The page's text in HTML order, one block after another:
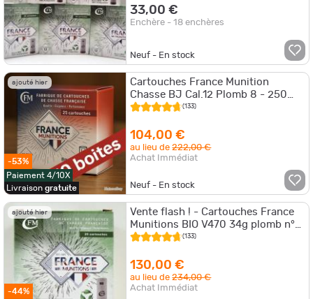
33,00 €
Enchère - 18 enchères
Neuf - En stock
ajouté hier
-53%
Paiement 4/10X
Livraison gratuite
Cartouches France Munition
Chasse BJ Cal.12 Plomb 8 - 250
cartouches(133)
104,00 €
au lieu de222,00 €
Achat Immédiat
Neuf - En stock
ajouté hier
-44%
Vente flash ! - Cartouches France
Munitions BIO V470 34g plomb n°4
- Cal.12/70 x10 boites
(133)
130,00 €
au lieu de234,00 €
Achat Immédiat